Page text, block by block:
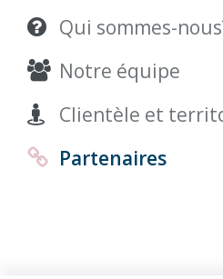
Qui sommes-
Notre équipe
Clientèle et
Partenaires